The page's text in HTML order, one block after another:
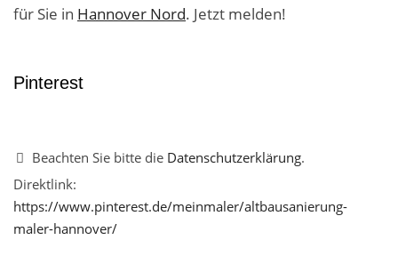
für Sie in Hannover Nord. Jetzt melden!
Pinterest
Beachten Sie bitte die Datenschutzerklärung.
Direktlink:
https://www.pinterest.de/meinmaler/altbausanierung-
maler-hannover/